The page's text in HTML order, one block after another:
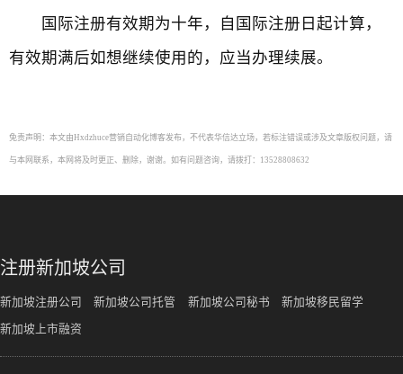
国际注册有效期为十年，自国际注册日起计算，
有效期满后如想继续使用的，应当办理续展。
免责声明：本文由Hxdzhuce营销自动化博客发布，不代表华信达立场，若标注错误或涉及文章版权问题，请
与本网联系，本网将及时更正、删除，谢谢。如有问题咨询，请拨打：13528808632
注册新加坡公司
新加坡注册公司 新加坡公司托管 新加坡公司秘书 新加坡移民留学
新加坡上市融资